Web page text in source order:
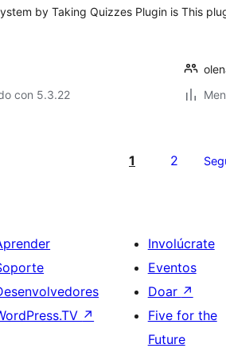
by Taking Quizzes Plugin is
con 5.3.22
This
1 2
↗
Involúcrate
Eventos
Doar ↗
Five for the
Future